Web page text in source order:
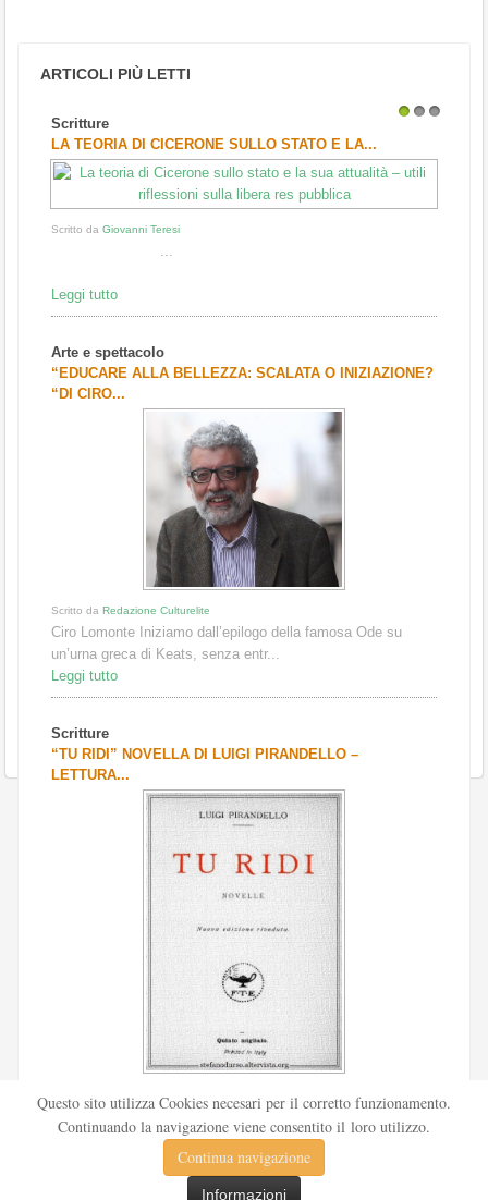
ARTICOLI PIÙ LETTI
Scritture
LA TEORIA DI CICERONE SULLO STATO E LA...
Scritto da Giovanni Teresi
...
Leggi tutto
Arte e spettacolo
“EDUCARE ALLA BELLEZZA: SCALATA O INIZIAZIONE?
“DI CIRO...
Scritto da Redazione Culturelite
Ciro Lomonte Iniziamo dall’epilogo della famosa Ode su
un’urna greca di Keats, senza entr...
Leggi tutto
Scritture
“TU RIDI” NOVELLA DI LUIGI PIRANDELLO –
LETTURA...
Pubblicata nel 1912 sul «Corriere della sera», la novella Tu
ridi fu successivamente inserita nella ...
Questo sito utilizza Cookies necesari per il corretto funzionamento.
Continuando la navigazione viene consentito il loro utilizzo.
Continua navigazione
Informazioni